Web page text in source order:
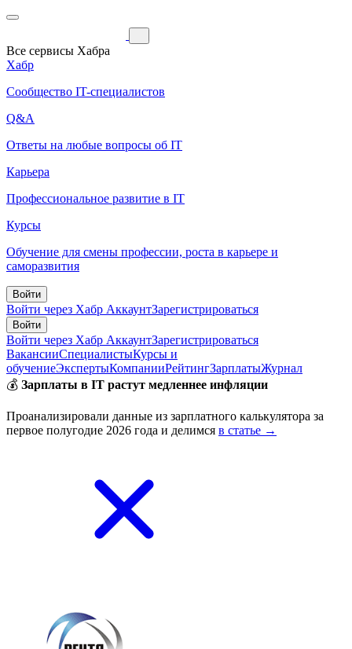
Все сервисы Хабра
Хабр
Сообщество IT-специалистов
Q&A
Ответы на любые вопросы об IT
Карьера
Профессиональное развитие в IT
Курсы
Обучение для смены профессии, роста в карьере и
саморазвития
Войти
Войти через Хабр АккаунтЗарегистрироваться
Войти
Войти через Хабр АккаунтЗарегистрироваться
ВакансииСпециалистыКурсы и
обучениеЭкспертыКомпанииРейтингЗарплатыЖурнал
💰 Зарплаты в IT растут медленнее инфляции
Проанализировали данные из зарплатного калькулятора за
первое полугодие 2026 года и делимся в статье →